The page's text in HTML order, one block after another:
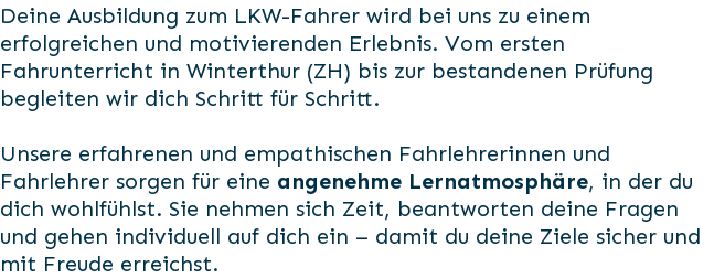
Deine Ausbildung zum LKW-Fahrer wird bei uns zu einem
erfolgreichen und motivierenden Erlebnis. Vom ersten
Fahrunterricht in Winterthur (ZH) bis zur bestandenen Prüfung
begleiten wir dich Schritt für Schritt.
Unsere erfahrenen und empathischen Fahrlehrerinnen und
Fahrlehrer sorgen für eine angenehme Lernatmosphäre, in der du
dich wohlfühlst. Sie nehmen sich Zeit, beantworten deine Fragen
und gehen individuell auf dich ein – damit du deine Ziele sicher und
mit Freude erreichst.